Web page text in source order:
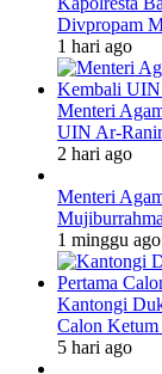
Divpropam
1 hari ago
Menteri
UIN Ar-
2 hari ago
Menteri
1 minggu ago
Kantongi
Calon
5 hari ago